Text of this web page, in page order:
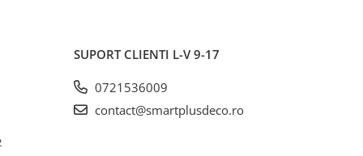
SUPORT CLIENTI L-V 9-17
0721536009
contact@smartplusdeco.ro